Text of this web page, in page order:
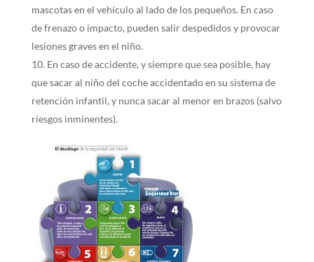
mascotas en el vehículo al lado de los pequeños. En caso
de frenazo o impacto, pueden salir despedidos y provocar
lesiones graves en el niño.
En caso de accidente, y siempre que sea posible, hay
que sacar al niño del coche accidentado en su sistema de
retención infantil, y nunca sacar al menor en brazos (salvo
riesgos inminentes).